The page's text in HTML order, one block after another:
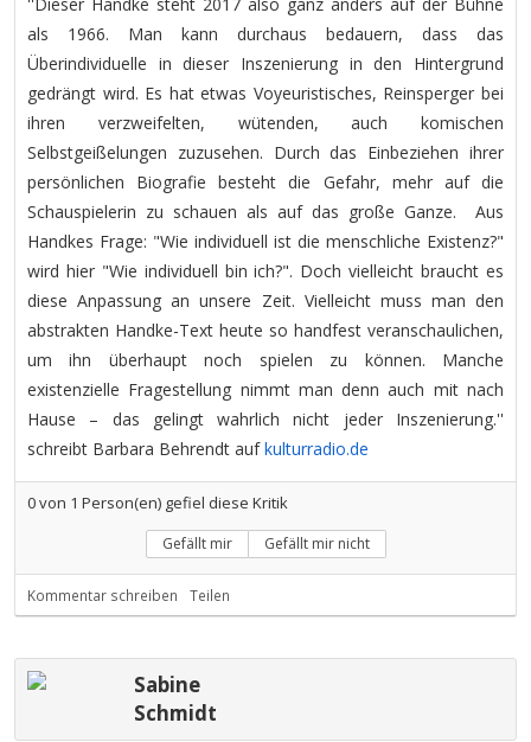
als 1966. Man kann durchaus bedauern, dass das
Überindividuelle in dieser Inszenierung in den Hintergrund
gedrängt wird. Es hat etwas Voyeuristisches, Reinsperger bei
ihren verzweifelten, wütenden, auch komischen
Selbstgeißelungen zuzusehen. Durch das Einbeziehen ihrer
persönlichen Biografie besteht die Gefahr, mehr auf die
Schauspielerin zu schauen als auf das große Ganze. Aus
Handkes Frage: "Wie individuell ist die menschliche Existenz?"
wird hier "Wie individuell bin ich?". Doch vielleicht braucht es
diese Anpassung an unsere Zeit. Vielleicht muss man den
abstrakten Handke-Text heute so handfest veranschaulichen,
um ihn überhaupt noch spielen zu können. Manche
existenzielle Fragestellung nimmt man denn auch mit nach
Hause – das gelingt wahrlich nicht jeder Inszenierung.''
schreibt Barbara Behrendt aufkulturradio.de
0von 1 Person(en) gefiel diese Kritik
Gefällt mir Gefällt mir nicht
Kommentar schreiben Teilen
Sabine
Schmidt